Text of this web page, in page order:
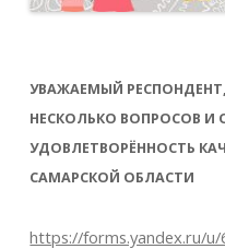
УВАЖАЕМЫЙ
НЕСКОЛЬКО ВОПРОСОВ И
УДОВЛЕТВОРЁННОСТЬ
САМАРСКОЙ ОБЛАСТИ
https://forms.yandex.ru/u/